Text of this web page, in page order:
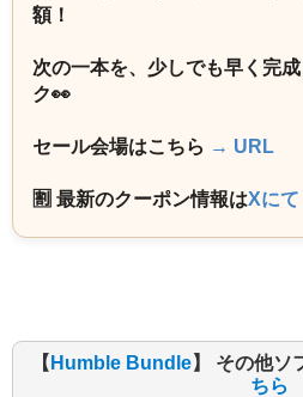
額！
次の一本を、少しでも早く完
ク👀
セール会場はこちら → URL
🈹 最新のクーポン情報はXにて
【 Humble Bundle】 その他ソ
ちら